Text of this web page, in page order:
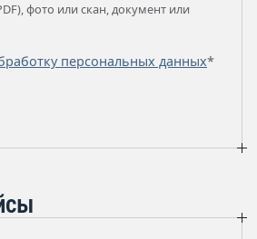
фото или скан, документ или
персональных данных*